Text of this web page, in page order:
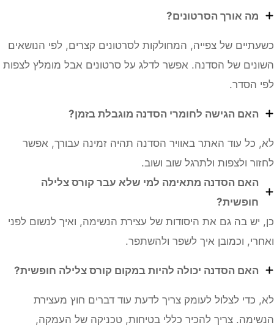
מה אורך הסרטונים?
של צפייה, המחולקות לסרטונים קצרים, לפי הנושאים
של הסדנה. אפשר לדלג על סרטונים אבל מומלץ לצפות
הסדר.
האם הגישה לחומרי הסדנה מוגבלת בזמן?
כל עוד האתר באוויר הסדנה תהיה זמינה עבורך, אפשר
ולצפות ולתרגל שוב ושוב.
האם הסדנה מתאימה למי שלא עבר קורס צלילה
חופשית?
יש בה גם את היסודות של עצירת הנשימה, ואיך לנשום לפני
וכמובן איך לשפר ולהשתפר.
האם הסדנה יכולה להיות במקום קורס צלילה חופשית?
כדי לצלול לעומק צריך לדעת עוד דברים חוץ מעצירת
צריך להכיר כללי בטיחות, טכניקה של העמקה,